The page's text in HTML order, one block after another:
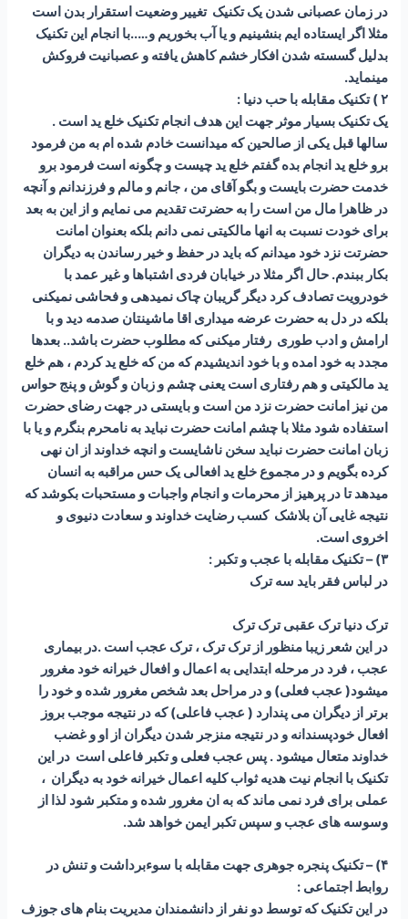
در زمان عصبانی شدن یک تکنیک تغییر وضعیت استقرار بدن است
مثلا اگر ایستاده ایم بنشینیم و یا آب بخوریم و…..با انجام این تکنیک
بدلیل گسسته شدن افکار خشم کاهش یافته و عصبانیت فروکش
مینماید.
۲ ) تکنیک مقابله با حب دنیا :
یک تکنیک بسیار موثر جهت این هدف انجام تکنیک خلع ید است .
سالها قبل یکی از صالحین که میدانست خادم شده ام به من فرمود
برو خلع ید انجام بده گفتم خلع ید چیست و چگونه است فرمود برو
خدمت حضرت بایست و بگو آقای من ، جانم و مالم و فرزندانم و آنچه
در ظاهرا مال من است را به حضرتت تقدیم می نمایم و از این به بعد
برای خودت نسبت به انها مالکیتی نمی دانم بلکه بعنوان امانت
حضرتت نزد خود میدانم که باید در حفظ و خیر رساندن به دیگران
بکار ببندم. حال اگر مثلا در خیابان فردی اشتباها و غیر عمد با
خودرویت تصادف کرد دیگر گریبان چاک نمیدهی و فحاشی نمیکنی
بلکه در دل به حضرت عرضه میداری اقا ماشینتان صدمه دید و با
ارامش و ادب طوری رفتار میکنی که مطلوب حضرت باشد.. بعدها
مجدد به خود امده و با خود اندیشیدم که من که خلع ید کردم ، هم خلع
ید مالکیتی و هم رفتاری است یعنی چشم و زبان و گوش و پنج حواس
من نیز امانت حضرت نزد من است و بایستی در جهت رضای حضرت
استفاده شود مثلا با چشم امانت حضرت نباید به نامحرم بنگرم و یا با
زبان امانت حضرت نباید سخن ناشایست و انچه خداوند از ان نهی
کرده بگویم و در مجموع خلع ید افعالی یک حس مراقبه به انسان
میدهد تا در پرهیز از محرمات و انجام واجبات و مستحبات بکوشد که
نتیجه غایی آن بلاشک کسب رضایت خداوند و سعادت دنیوی و
اخروی است.
۳) – تکنیک مقابله با عجب و تکبر :
در لباس فقر باید سه ترک
ترک دنیا ترک عقبی ترک ترک
در این شعر زیبا منظور از ترک ترک ، ترک عجب است .در بیماری
عجب ، فرد در مرحله ابتدایی به اعمال و افعال خیرانه خود مغرور
میشود( عجب فعلی) و در مراحل بعد شخص مغرور شده و خود را
برتر از دیگران می پندارد ( عجب فاعلی) که در نتیجه موجب بروز
افعال خودپسندانه و در نتیجه منزجر شدن دیگران از او و غضب
خداوند متعال میشود . پس عجب فعلی و تکبر فاعلی است در این
تکنیک با انجام نیت هدیه ثواب کلیه اعمال خیرانه خود به دیگران ،
عملی برای فرد نمی ماند که به ان مغرور شده و متکبر شود لذا از
وسوسه های عجب و سپس تکبر ایمن خواهد شد.
۴) – تکنیک پنجره جوهری جهت مقابله با سوءبرداشت و تنش در
روابط اجتماعی :
در این تکنیک که توسط دو نفر از دانشمندان مدیریت بنام های جوزف